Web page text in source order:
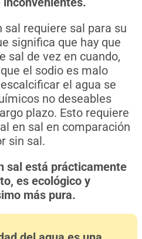
sal requiere sal para su
significa que hay que
sal de vez en cuando,
el sodio es malo
el agua se
no deseables
plazo. Esto requiere
en sal en comparación
sin sal.
sal está prácticamente
es ecológico y
más pura.